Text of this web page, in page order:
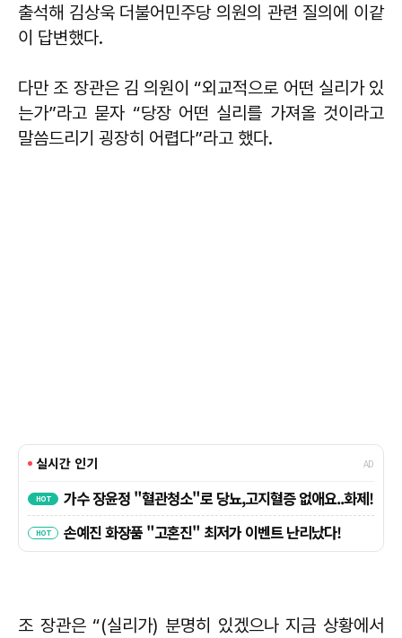
출석해 김상욱 더불어민주당 의원의 관련 질의에 이같
이 답변했다.
다만 조 장관은 김 의원이 “외교적으로 어떤 실리가 있
는가”라고 묻자 “당장 어떤 실리를 가져올 것이라고
말씀드리기 굉장히 어렵다”라고 했다.
조 장관은 “(실리가) 분명히 있겠으나 지금 상황에서